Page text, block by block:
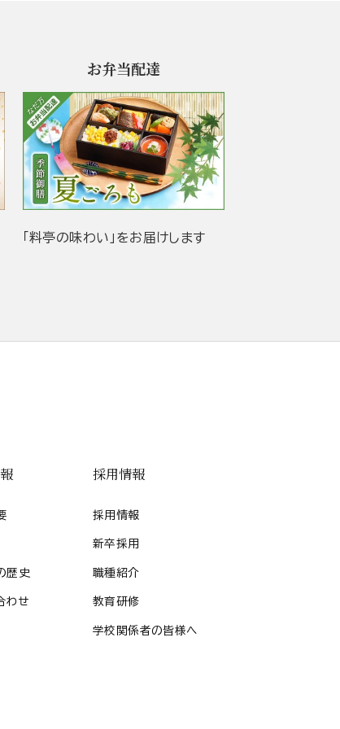
お弁当配達
「料亭の味わい」をお届けします
歴史
わせ
採用情報
採用情報
新卒採用
職種紹介
教育研修
学校関係者の皆様へ